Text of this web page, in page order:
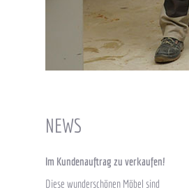
NEWS
Im Kundenauftrag zu verkaufen!
Diese wunderschönen Möbel sind